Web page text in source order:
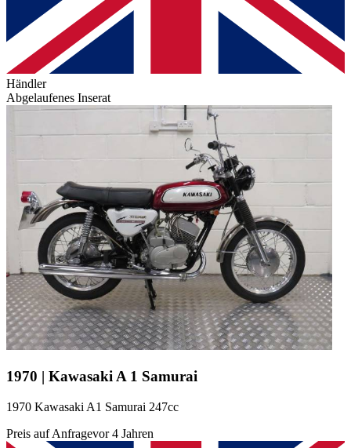
Händler
Abgelaufenes Inserat
1970 | Kawasaki A 1 Samurai
1970 Kawasaki A1 Samurai 247cc
Preis auf Anfragevor 4 Jahren